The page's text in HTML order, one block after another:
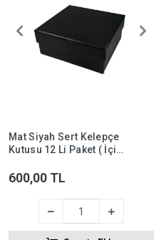
Mat Siyah Sert Kelepçe
Kutusu 12 Li Paket ( İçi
600,00 TL